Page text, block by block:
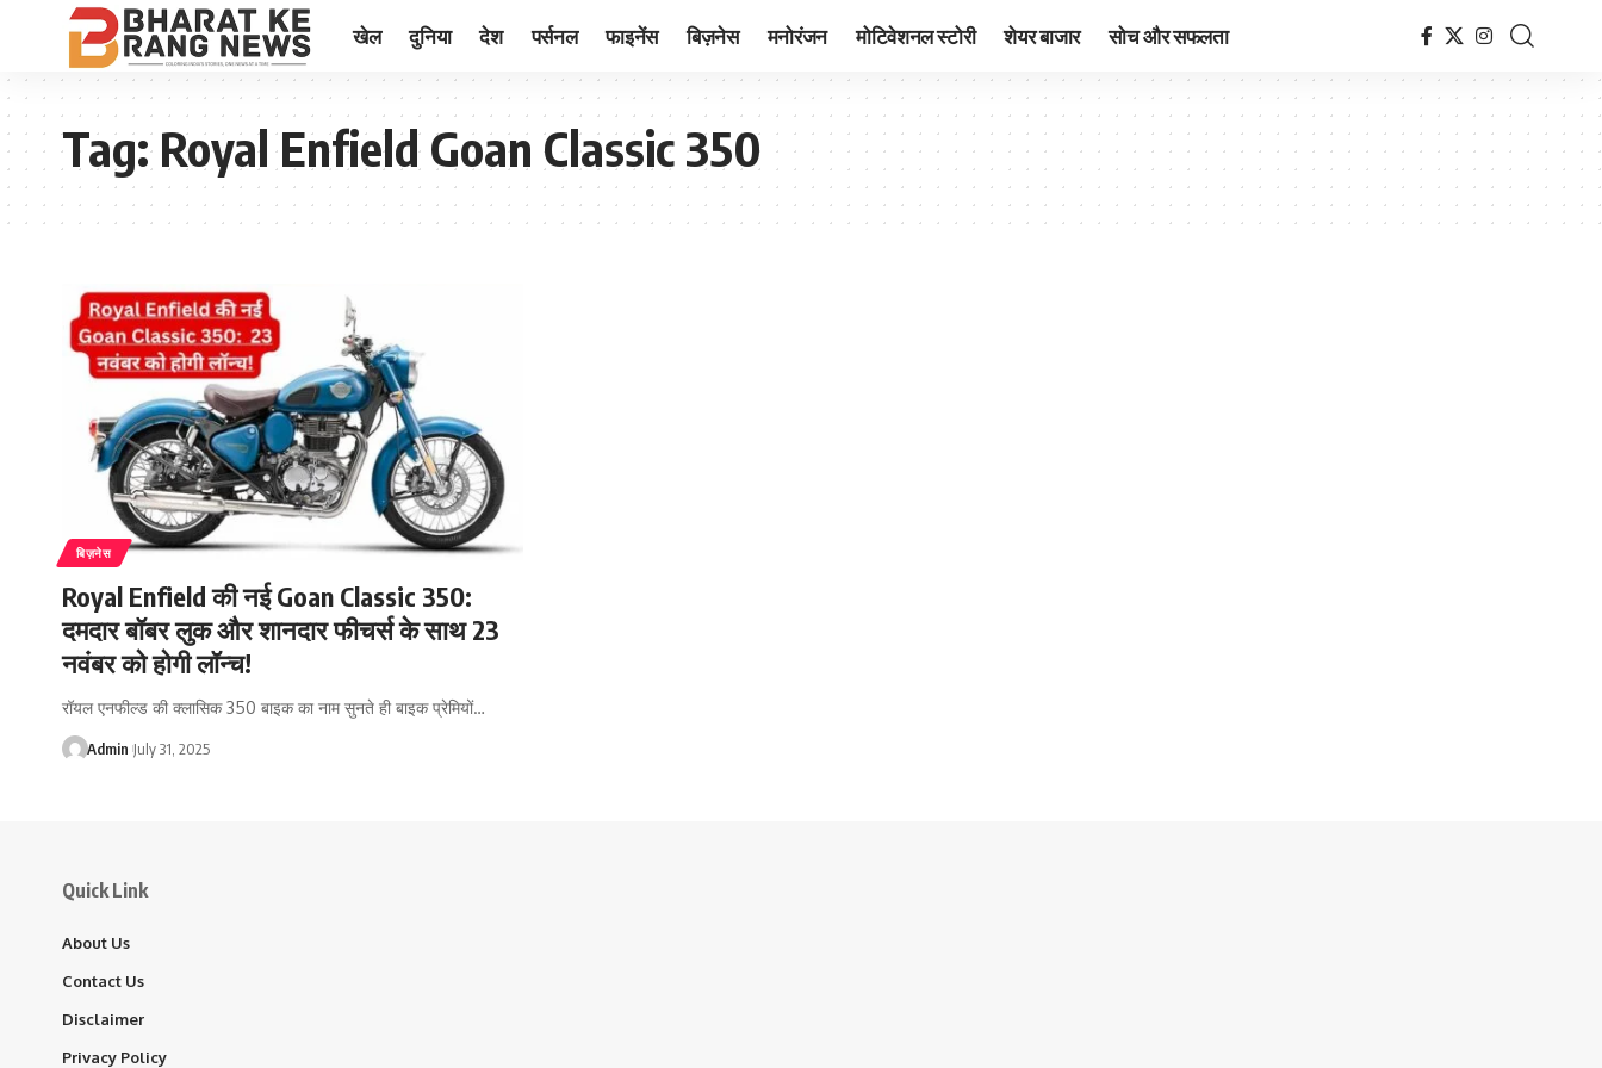
खेल दुनिया देश पर्सनल फाइनेंस बिज़नेस मनोरंजन मोटिवेशनल स्टोरी शेयर बाजार सोच और सफलता
Tag:Royal Enfield Goan Classic 350
बिज़नेस
Royal Enfield की नई Goan Classic 350:
दमदार बॉबर लुक और शानदार फीचर्स के साथ 23
नवंबर को होगी लॉन्च!
रॉयल एनफील्ड की क्लासिक 350 बाइक का नाम सुनते ही बाइक प्रेमियों…
Admin July 31, 2025
Quick Link
About Us
Contact Us
Disclaimer
Privacy Policy